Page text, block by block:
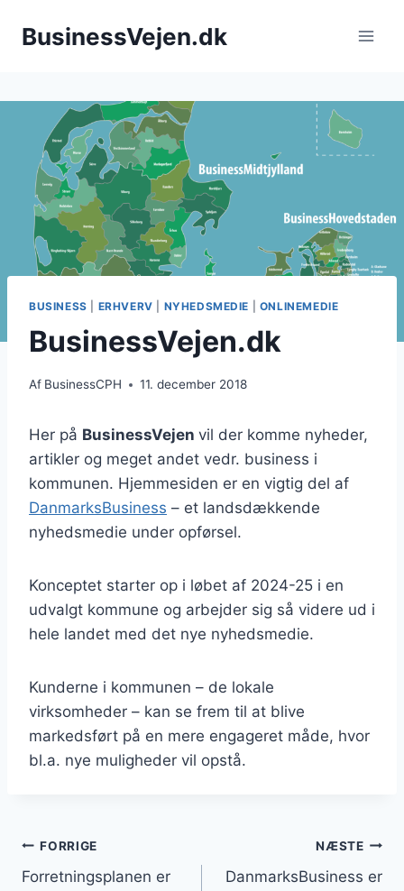
BusinessVejen.dk
BUSINESS ERHVERV NYHEDSMEDIE ONLINEMEDIE
BusinessVejen.dk
Af BusinessCPH 11. december 2018
Her på BusinessVejen vil der komme nyheder,
artikler og meget andet vedr. business i
kommunen. Hjemmesiden er en vigtig del af
DanmarksBusiness – et landsdækkende
nyhedsmedie under opførsel.
Konceptet starter op i løbet af 2024-25 i en
udvalgt kommune og arbejder sig så videre ud i
hele landet med det nye nyhedsmedie.
Kunderne i kommunen – de lokale
virksomheder – kan se frem til at blive
markedsført på en mere engageret måde, hvor
bl.a. nye muligheder vil opstå.
Indlægsnavigation
FORRIGE
Forretningsplanen er
NÆSTE
DanmarksBusiness er